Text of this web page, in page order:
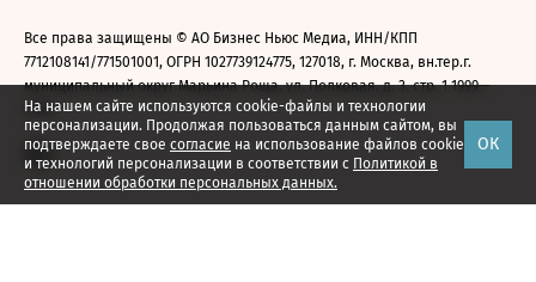
На нашем сайте используются cookie-файлы и технологии
персонализации. Продолжая пользоваться данным сайтом, вы
подтверждаете свое согласие на использование файлов cookie
и технологий персонализации в соответствии с Политикой в
отношении обработки персональных данных.
ОК
Все права защищены © АО Бизнес Ньюс Медиа, ИНН/КПП
7712108141/771501001, ОГРН 1027739124775, 127018, г. Москва, вн.тер.г.
муниципальный округ Марьина Роща, ул. Полковая, д. 3, стр. 1 1999—
2026